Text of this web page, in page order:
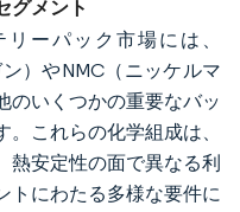
グメント
ーパック市場には、
）やNMC（ニッケルマ
のいくつかの重要なバッ
これらの化学組成は、
熱安定性の面で異なる利
トにわたる多様な要件に